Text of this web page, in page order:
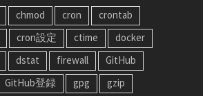
chmod cron
crontab
cron設定 ctime
docker
dstat firewall
GitHub
GitHub登録 gpg
gzip